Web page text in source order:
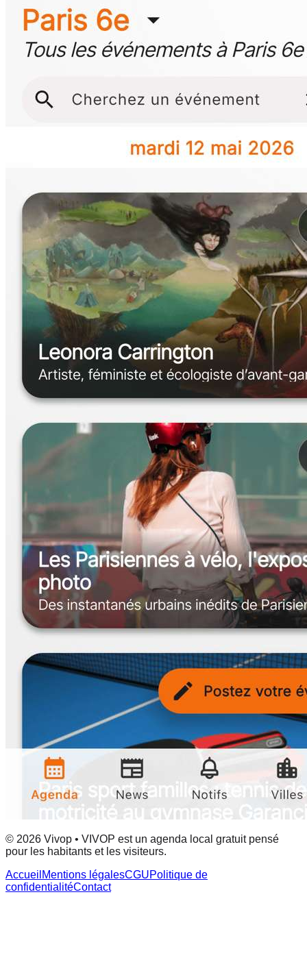
© 2026 Vivop • VIVOP est un agenda local gratuit pensé
pour les habitants et les visiteurs.
Accueil Mentions légalesCGUPolitique de
confidentialitéContact